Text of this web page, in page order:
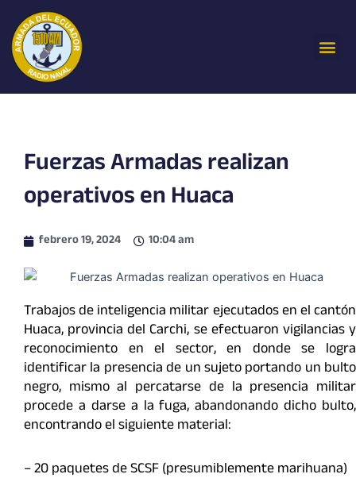
contenido
Fuerzas Armadas realizan
operativos en Huaca
febrero 19, 2024 10:04 am
Trabajos de inteligencia militar ejecutados en el cantón
Huaca, provincia del Carchi, se efectuaron vigilancias y
reconocimiento en el sector, en donde se logra
identificar la presencia de un sujeto portando un bulto
negro, mismo al percatarse de la presencia militar
procede a darse a la fuga, abandonando dicho bulto,
encontrando el siguiente material:
– 20 paquetes de SCSF (presumiblemente marihuana)